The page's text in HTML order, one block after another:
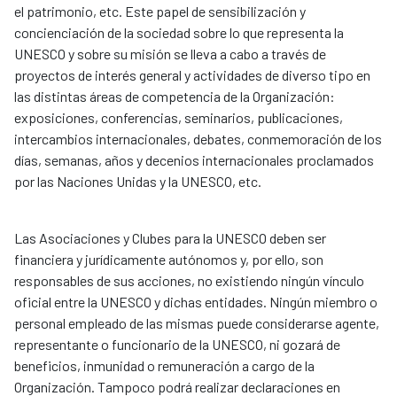
el patrimonio, etc. Este papel de sensibilización y
concienciación de la sociedad sobre lo que representa la
UNESCO y sobre su misión se lleva a cabo a través de
proyectos de interés general y actividades de diverso tipo en
las distintas áreas de competencia de la Organización:
exposiciones, conferencias, seminarios, publicaciones,
intercambios internacionales, debates, conmemoración de los
días, semanas, años y decenios internacionales proclamados
por las Naciones Unidas y la UNESCO, etc.
Las Asociaciones y Clubes para la UNESCO deben ser
financiera y jurídicamente autónomos y, por ello, son
responsables de sus acciones, no existiendo ningún vínculo
oficial entre la UNESCO y dichas entidades. Ningún miembro o
personal empleado de las mismas puede considerarse agente,
representante o funcionario de la UNESCO, ni gozará de
beneficios, inmunidad o remuneración a cargo de la
Organización. Tampoco podrá realizar declaraciones en